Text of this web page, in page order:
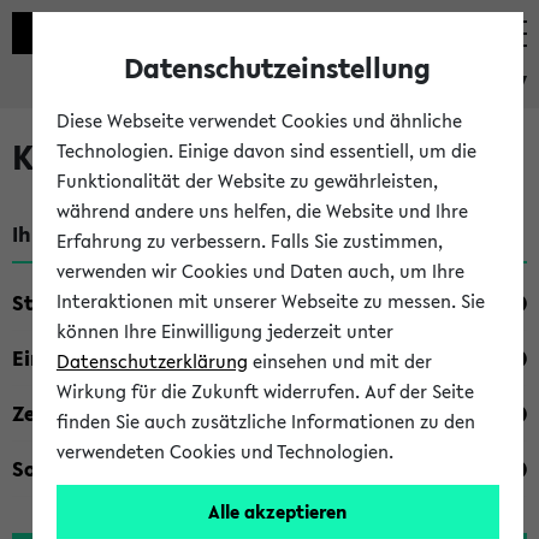
eKVV
Kombisuche im eKVV
Ihre Suchkriterien:
Studienfach
Einrichtung
Zeiten
Sonstiges
Datenschutzeinstellung
Diese Webseite verwendet Cookies und ähnliche
Technologien. Einige davon sind essentiell, um die
Funktionalität der Website zu gewährleisten,
während andere uns helfen, die Website und Ihre
Erfahrung zu verbessern. Falls Sie zustimmen,
verwenden wir Cookies und Daten auch, um Ihre
Interaktionen mit unserer Webseite zu messen. Sie
können Ihre Einwilligung jederzeit unter
Datenschutzerklärung einsehen und mit der
Wirkung für die Zukunft widerrufen. Auf der Seite
finden Sie auch zusätzliche Informationen zu den
verwendeten Cookies und Technologien.
Alle akzeptieren